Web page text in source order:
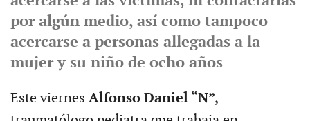
por algún medio, así como tampoco
acercarse a personas allegadas a la
mujer y su niño de ocho años
Este viernes Alfonso Daniel “N”,